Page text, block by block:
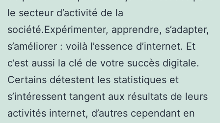
le secteur d’activité de la
société.Expérimenter, apprendre, s’adapter,
s’améliorer : voilà l’essence d’internet. Et
c’est aussi la clé de votre succès digitale.
Certains détestent les statistiques et
s’intéressent tangent aux résultats de leurs
activités internet, d’autres cependant en